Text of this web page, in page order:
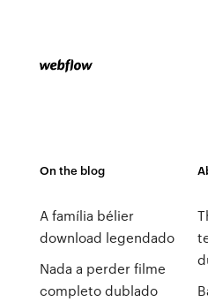
On the blog
A família bélier
download legendado
Nada a perder filme
completo dublado